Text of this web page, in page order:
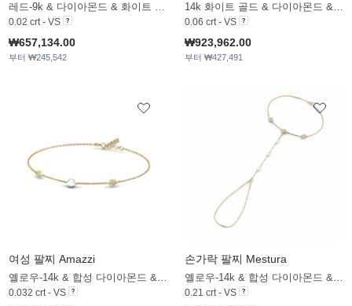
레드-9k & 다이아몬드 & 화이트 진주
0.02 crt - VS
₩657,134.00
부터 ₩245,542
14k 화이트 골드 & 다이아몬드 & 화이트 진주
0.06 crt - VS
₩923,962.00
부터 ₩427,491
여성 팔찌 Amazzi
옐로우-14k & 합성 다이아몬드 & 화이트 진주
0.032 crt - VS
손가락 팔찌 Mestura
옐로우-14k & 합성 다이아몬드 & 화이트 진주
0.21 crt - VS